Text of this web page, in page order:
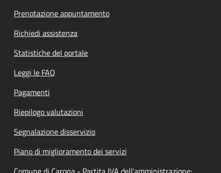
Prenotazione appuntamento
Richiedi assistenza
Statistiche del portale
Leggi le FAQ
Pagamenti
Riepilogo valutazioni
Segnalazione disservizio
Piano di miglioramento dei servizi